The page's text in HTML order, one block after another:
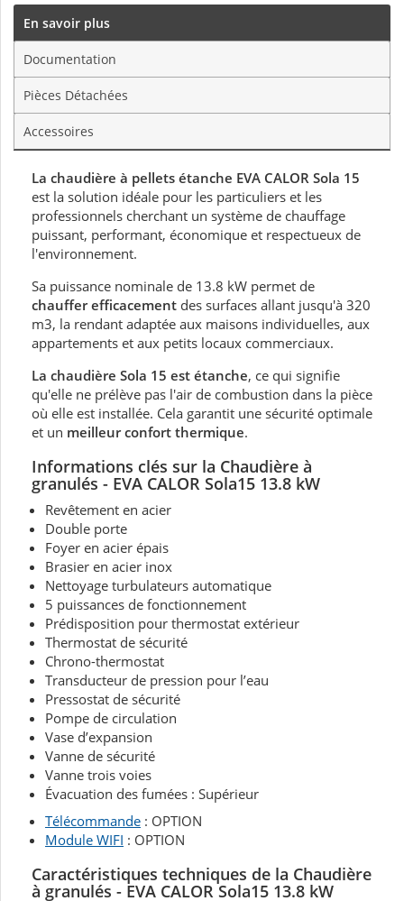
En savoir plus
Documentation
Pièces Détachées
Accessoires
La chaudière à pellets étanche EVA CALOR Sola 15
est la solution idéale pour les particuliers et les
professionnels cherchant un système de chauffage
puissant, performant, économique et respectueux de
l'environnement.
Sa puissance nominale de 13.8 kW permet de
chauffer efficacement des surfaces allant jusqu'à 320
m3, la rendant adaptée aux maisons individuelles, aux
appartements et aux petits locaux commerciaux.
La chaudière Sola 15 est étanche, ce qui signifie
qu'elle ne prélève pas l'air de combustion dans la pièce
où elle est installée. Cela garantit une sécurité optimale
et un meilleur confort thermique.
Informations clés sur la Chaudière à
granulés - EVA CALOR Sola15 13.8 kW
Revêtement en acier
Double porte
Foyer en acier épais
Brasier en acier inox
Nettoyage turbulateurs automatique
5 puissances de fonctionnement
Prédisposition pour thermostat extérieur
Thermostat de sécurité
Chrono-thermostat
Transducteur de pression pour l’eau
Pressostat de sécurité
Pompe de circulation
Vase d’expansion
Vanne de sécurité
Vanne trois voies
Évacuation des fumées : Supérieur
Télécommande : OPTION
Module WIFI : OPTION
Caractéristiques techniques de la Chaudière
à granulés - EVA CALOR Sola15 13.8 kW